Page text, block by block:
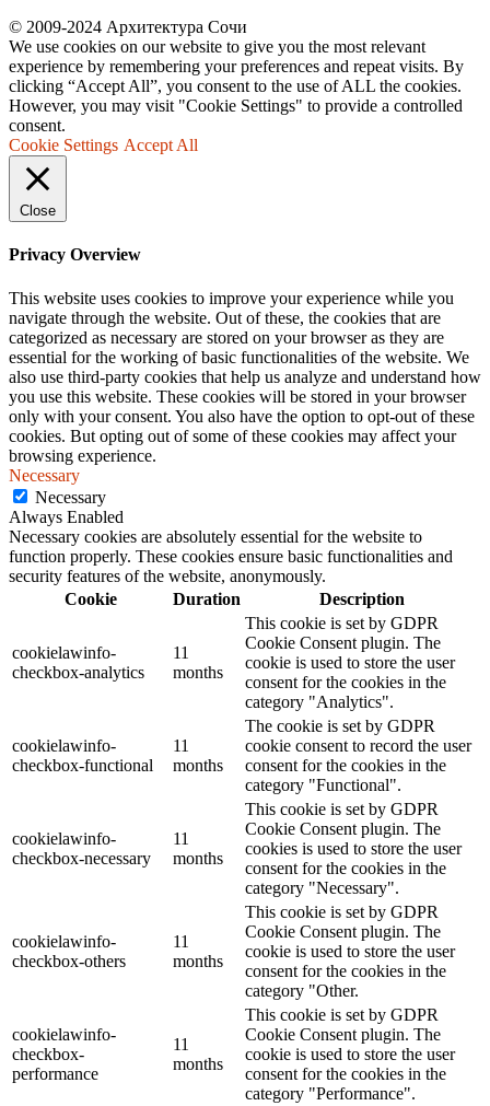
© 2009-2024 Архитектура Сочи
We use cookies on our website to give you the most relevant
experience by remembering your preferences and repeat visits. By
clicking “Accept All”, you consent to the use of ALL the cookies.
However, you may visit "Cookie Settings" to provide a controlled
consent.
Cookie Settings Accept All
Close
Privacy Overview
This website uses cookies to improve your experience while you
navigate through the website. Out of these, the cookies that are
categorized as necessary are stored on your browser as they are
essential for the working of basic functionalities of the website. We
also use third-party cookies that help us analyze and understand how
you use this website. These cookies will be stored in your browser
only with your consent. You also have the option to opt-out of these
cookies. But opting out of some of these cookies may affect your
browsing experience.
Necessary
Necessary
Always Enabled
Necessary cookies are absolutely essential for the website to
function properly. These cookies ensure basic functionalities and
security features of the website, anonymously.
Cookie
Duration Description
cookielawinfo-
checkbox-analytics
11
months
This cookie is set by GDPR
Cookie Consent plugin. The
cookie is used to store the user
consent for the cookies in the
category "Analytics".
cookielawinfo-
checkbox-functional
11
months
The cookie is set by GDPR
cookie consent to record the user
consent for the cookies in the
category "Functional".
cookielawinfo-
checkbox-necessary
11
months
This cookie is set by GDPR
Cookie Consent plugin. The
cookies is used to store the user
consent for the cookies in the
category "Necessary".
cookielawinfo-
checkbox-others
11
months
This cookie is set by GDPR
Cookie Consent plugin. The
cookie is used to store the user
consent for the cookies in the
category "Other.
cookielawinfo-
checkbox-
performance
11
months
This cookie is set by GDPR
Cookie Consent plugin. The
cookie is used to store the user
consent for the cookies in the
category "Performance".